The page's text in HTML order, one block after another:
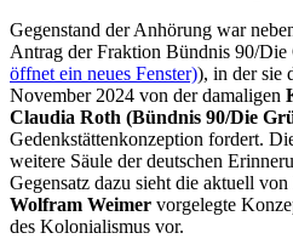
Gegenstand der Anhörung war
Antrag der Fraktion Bündnis 90/Die
öffnet ein neues Fenster)), in der sie
November 2024 von der damaligen
Claudia Roth (Bündnis 90/Die
Gedenkstättenkonzeption fordert.
weitere Säule der deutschen
Gegensatz dazu sieht die aktuell von
Wolfram Weimer vorgelegte
des Kolonialismus vor.